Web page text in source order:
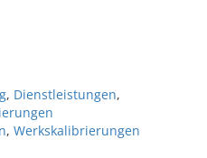
, Dienstleistungen,
, Werkskalibrierungen